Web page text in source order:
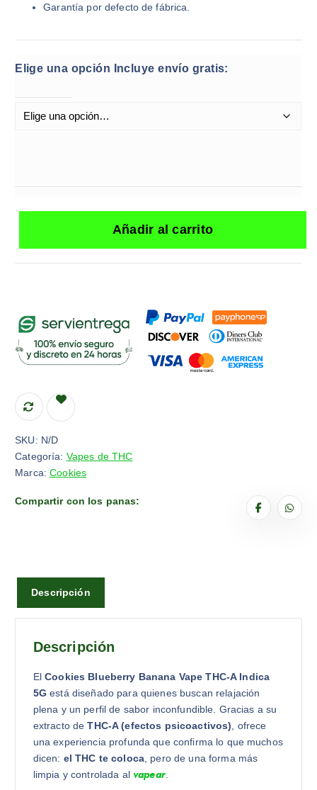
Garantía por defecto de fábrica.
Elige una opción Incluye envío gratis:
Añadir al carrito
SKU: N/D
Categoría: Vapes de THC
Marca:Cookies
Compartir con los panas:
Descripción
Descripción
ElCookies Blueberry Banana Vape THC-A Indica
5G está diseñado para quienes buscan relajación
plena y un perfil de sabor inconfundible. Gracias a su
extracto deTHC-A (efectos psicoactivos) , ofrece
una experiencia profunda que confirma lo que muchos
dicen: el THC te coloca , pero de una forma más
limpia y controlada al vapear.